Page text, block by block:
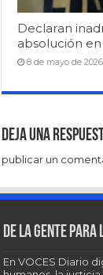
Declaran
absolución
8 de mayo de 2026
Deja una
publicar un
De la gente para
En VOCES Diario